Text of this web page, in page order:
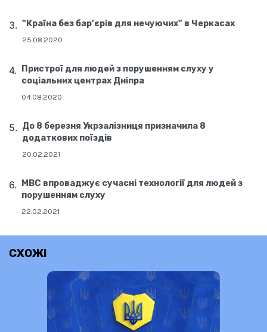
"Країна без бар’єрів для нечуючих" в Черкасах
25.08.2020
Пристрої для людей з порушенням слуху у
соціальних центрах Дніпра
04.08.2020
До 8 березня Укрзалізниця призначила 8
додаткових поїздів
20.02.2021
МВС впроваджує сучасні технології для людей з
порушенням слуху
22.02.2021
СХОЖІ